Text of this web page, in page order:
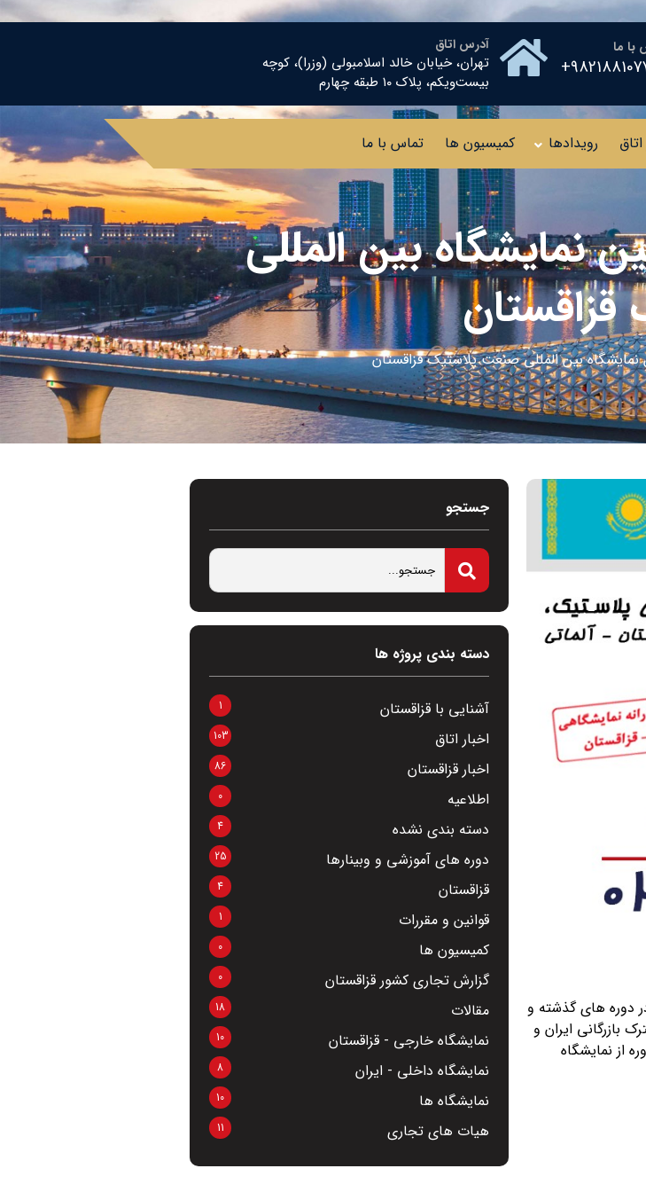
با ما آدرس اتاق
تهران، خیابان خالد اسلامبولی (وزرا)، کوچه
بیست‌ویکم، پلاک ۱۰ طبقه چهارم
رویدادها کمیسیون ها تماس با ما
نمایشگاه بین المللی
بین المللی صنعت پلاستیک قزاقستان
دوره های گذشته و
بازرگانی ایران و
از نمایشگاه
جستجو
دسته بندی پروژه ها
آشنایی با قزاقستان 1
اخبار اتاق 103
اخبار قزاقستان 86
اطلاعیه 0
دسته بندی نشده 4
دوره های آموزشی و وبینارها 25
قزاقستان 4
قوانین و مقررات 1
کمیسیون ها 0
گزارش تجاری کشور قزاقستان 0
مقالات 18
نمایشگاه خارجی - قزاقستان 10
نمایشگاه داخلی - ایران 8
نمایشگاه ها 10
هیات های تجاری 11